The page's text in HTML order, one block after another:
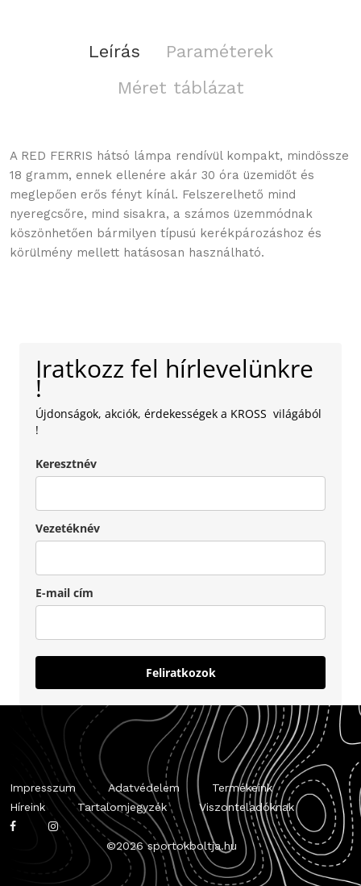
Leírás
Paraméterek
Méret táblázat
A RED FERRIS hátsó lámpa rendívül kompakt, mindössze
18 gramm, ennek ellenére akár 30 óra üzemidőt és
meglepően erős fényt kínál. Felszerelhető mind
nyeregcsőre, mind sisakra, a számos üzemmódnak
köszönhetően bármilyen típusú kerékpározáshoz és
körülmény mellett hatásosan használható.
Iratkozz fel hírlevelünkre
!
Újdonságok, akciók, érdekességek a KROSS világából
!
Keresztnév
Vezetéknév
E-mail cím
Feliratkozok
Impresszum Adatvédelem
Termékeink
Híreink
Tartalomjegyzék Viszonteladóknak
©2026 sportokboltja.hu